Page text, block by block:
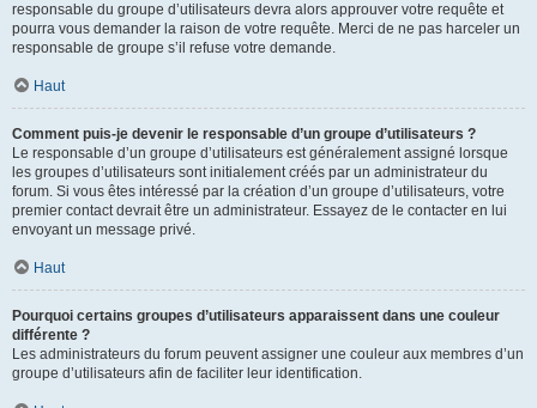
responsable du groupe d’utilisateurs devra alors approuver votre requête et
pourra vous demander la raison de votre requête. Merci de ne pas harceler un
responsable de groupe s’il refuse votre demande.
Haut
Comment puis-je devenir le responsable d’un groupe d’utilisateurs ?
Le responsable d’un groupe d’utilisateurs est généralement assigné lorsque
les groupes d’utilisateurs sont initialement créés par un administrateur du
forum. Si vous êtes intéressé par la création d’un groupe d’utilisateurs, votre
premier contact devrait être un administrateur. Essayez de le contacter en lui
envoyant un message privé.
Haut
Pourquoi certains groupes d’utilisateurs apparaissent dans une couleur
différente ?
Les administrateurs du forum peuvent assigner une couleur aux membres d’un
groupe d’utilisateurs afin de faciliter leur identification.